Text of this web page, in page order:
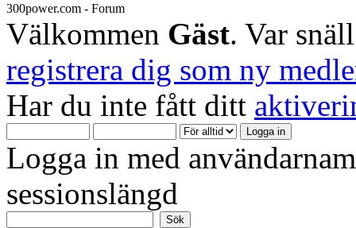
300power.com - Forum
Välkommen Gäst. Var
registrera dig som ny
Har du inte fått ditt
Logga in med
sessionslängd